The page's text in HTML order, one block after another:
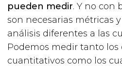
pueden medir. Y no con
son necesarias métricas
análisis diferentes a las
Podemos medir tanto los
cuantitativos como los